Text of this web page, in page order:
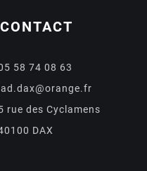
CONTACT
58 74 08 63
rue des Cyclamens
DAX